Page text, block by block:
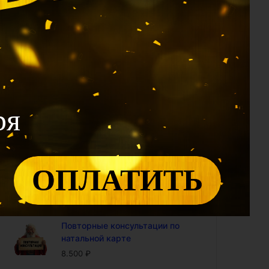
1.990
Калькулятор 12 Дворцов: проф
модуль (доступ на год)
2.400
Калькулятор Ци Мэнь: проф
модуль (доступ на год)
по Ба Цзы" (доступ на год)
Калькулятор БаЦзы:
включенность карты в 9-ый
период (доступ на год)
5.000₽
Повторные консультации по
натальной карте
8.500 ₽
ОПЛАТИТЬ